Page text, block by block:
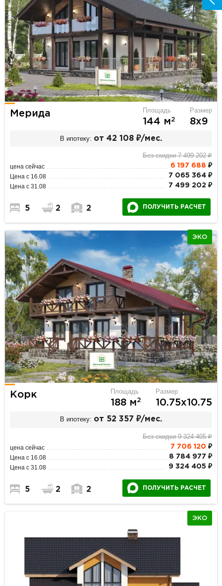
Мерида Площадь
144 м2
Размер
8х9
В ипотеку: от 42 108 ₽/мес.
Без скидки 7 499 202 ₽
цена сейчас 6 197 688 ₽
Цена с 16.08 7 065 364 ₽
Цена с 31.08 7 499 202 ₽
5 2 2 ПОЛУЧИТЬ РАСЧЕТ
ЭКО
Корк Площадь
188 м2
Размер
10.75х10.75
В ипотеку: от 52 357 ₽/мес.
Без скидки 9 324 405 ₽
цена сейчас 7 706 120 ₽
Цена с 16.08 8 784 977 ₽
Цена с 31.08 9 324 405 ₽
5 2 2 ПОЛУЧИТЬ РАСЧЕТ
ЭКО